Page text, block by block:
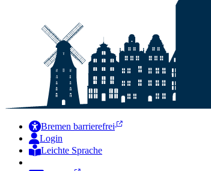
Bremen barrierefrei
Login
Leichte Sprache